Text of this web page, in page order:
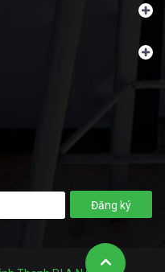
Đăng ký